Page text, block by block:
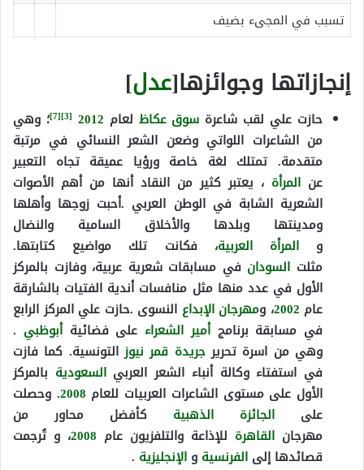
تسبب في المجىء بضيف
إنجازاتها وجوائزها[عدل]
حازت علي لقب شاعرة سوق عكاظ لعام 2012
[3]
[7] ؛ وهي
من الشاعرات اللواتي وضعن الشعر النسائي في مرتبة
متقدمة. تمتلك لغة خاصة ورؤيا عميقة تجاه التعبير
عن المرأة ، يعتبر كثير من النقاد أنها من أهم الأصوات
الشعرية الشابة في الوطن العربي .أحبت زوجها وأهلها
ومدينتها وبلدها والأخلاق السامية والنضال
والمرأة العربية، فكانت تلك مواضيع كتابتها.
مثلت السودان في مسابقات شعرية عربية، وفازت بالمركز
الأول في عدد منها مثل منافسات أندية الفتيات بالشارقة
عام 2002، ومهرجان الإبداع النسوى .حازت علي المركز الرابع
في مسابقة برنامجأمير الشعراء على فضائيةأبوظبي .
وهي من اسرة تحريرجريدة قمر نيوزالتونسية. كما فازت
في استفتاء وكالة أنباء الشعر العربيالسعودية بالمركز
الأول على مستوى الشاعرات العربيات للعام 2008. وحصلت
على الجائزة الذهبية كأفضل محاور من
مهرجان القاهرة للإذاعة والتلفزيون عام 2008، و تُرجمت
قصائدها إلى الفرنسية و الإنجليزية .